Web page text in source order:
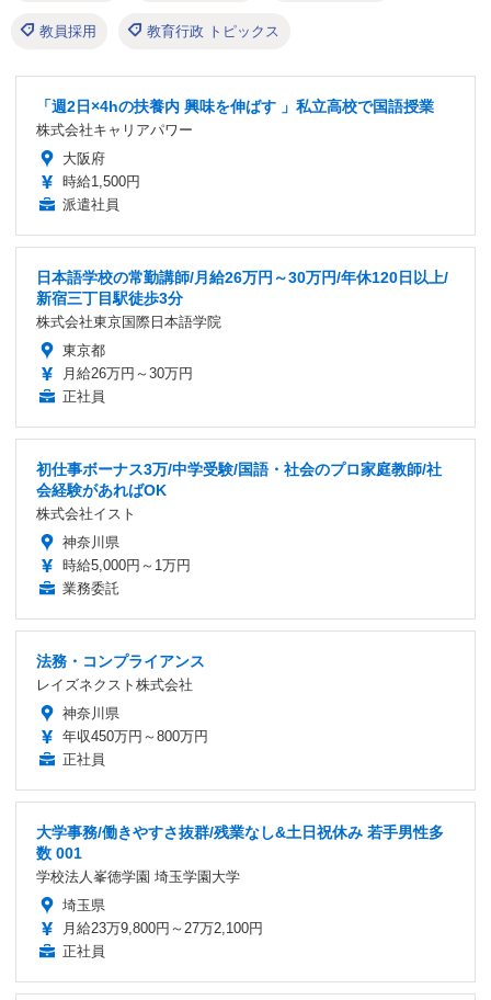
教員採用 教育行政 トピックス
「週2日×4hの扶養内 興味を伸ばす 」私立高校で国語授業
株式会社キャリアパワー
大阪府
時給1,500円
派遣社員
日本語学校の常勤講師/月給26万円～30万円/年休120日以上/
新宿三丁目駅徒歩3分
株式会社東京国際日本語学院
東京都
月給26万円～30万円
正社員
初仕事ボーナス3万/中学受験/国語・社会のプロ家庭教師/社
会経験があればOK
株式会社イスト
神奈川県
時給5,000円～1万円
業務委託
法務・コンプライアンス
レイズネクスト株式会社
神奈川県
年収450万円～800万円
正社員
大学事務/働きやすさ抜群/残業なし&土日祝休み 若手男性多
数 001
学校法人峯徳学園 埼玉学園大学
埼玉県
月給23万9,800円～27万2,100円
正社員